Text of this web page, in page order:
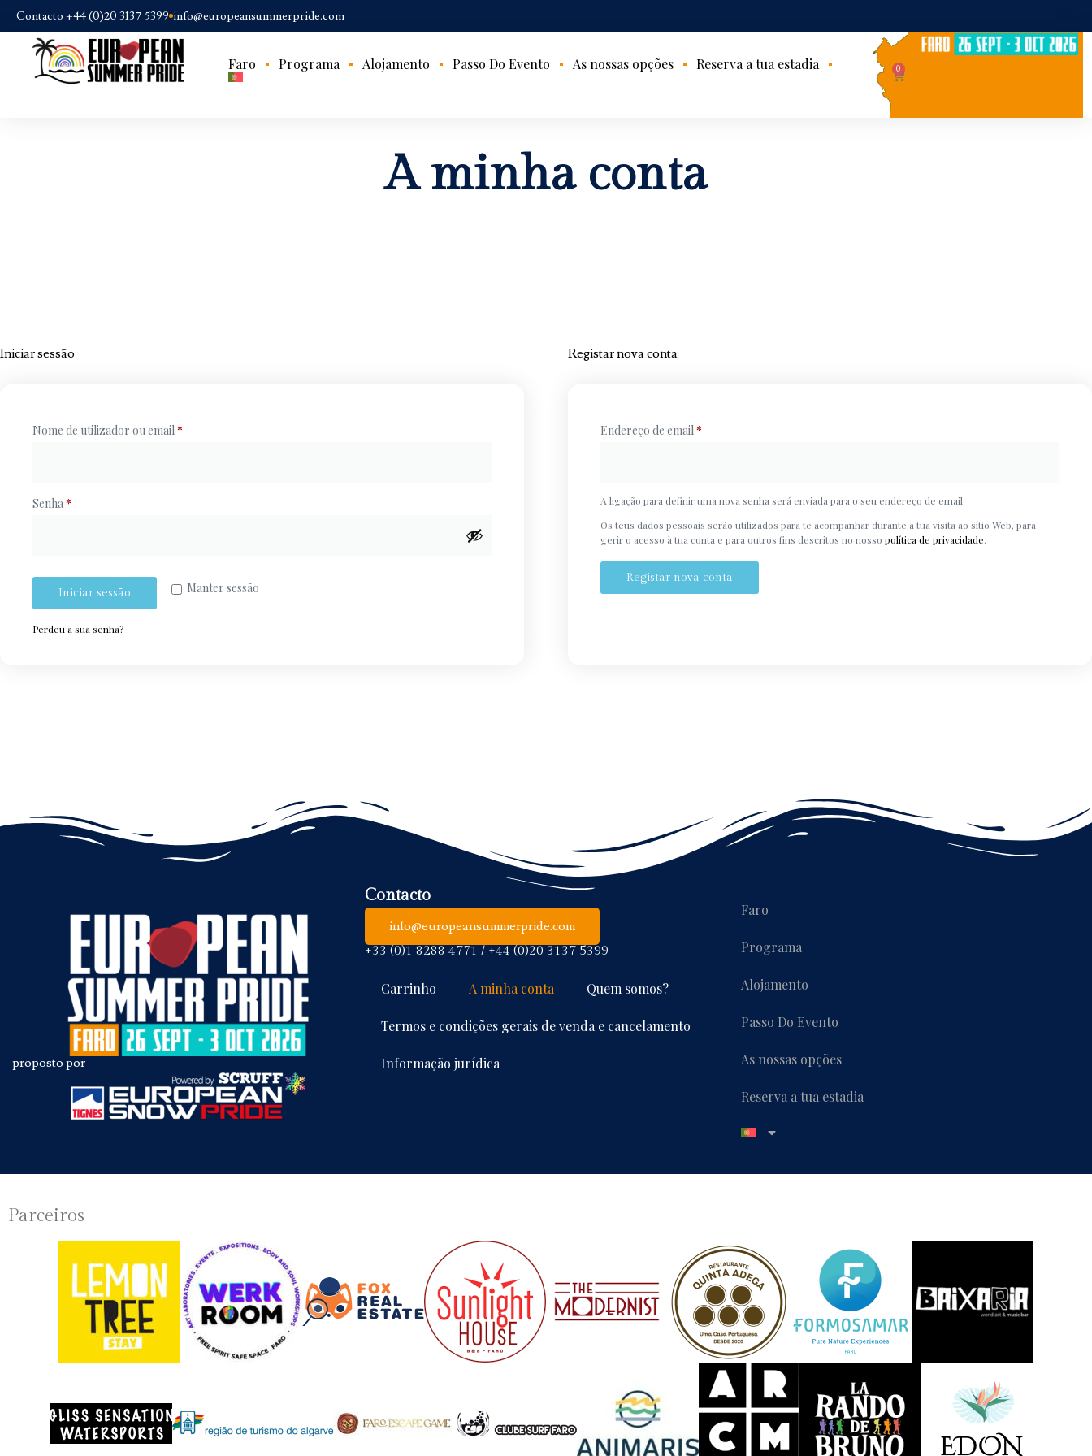
Contacto +44 (0)20 3137 5399 info@europeansummerpride.com
Faro Programa Alojamento Passo Do Evento As nossas opções Reserva a tua estadia 0
A minha conta
Iniciar sessão
Nome de utilizador ou email*
Senha*
Manter sessão
Iniciar sessão
Perdeu a sua senha?
Registar nova conta
Endereço de email*
A ligação para definir uma nova senha será enviada para o seu endereço de email.
Os teus dados pessoais serão utilizados para te acompanhar durante a tua visita ao sítio Web, para
gerir o acesso à tua conta e para outros fins descritos no nosso política de privacidade.
Registar nova conta
proposto por
Contacto
info@europeansummerpride.com
+33 (0)1 8288 4771 / +44 (0)20 3137 5399
Carrinho A minha conta Quem somos?
Termos e condições gerais de venda e cancelamento
Informação jurídica
Faro
Programa
Alojamento
Passo Do Evento
As nossas opções
Reserva a tua estadia
Parceiros